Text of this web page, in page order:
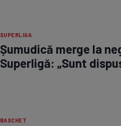
SUPERLIGA
Șumudică merge la
Superligă: „Sunt
BASCHET